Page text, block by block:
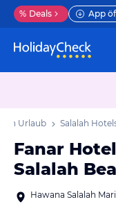
% Deals App
Urlaub Salalah
Fanar
Salalah
Hawana Salalah